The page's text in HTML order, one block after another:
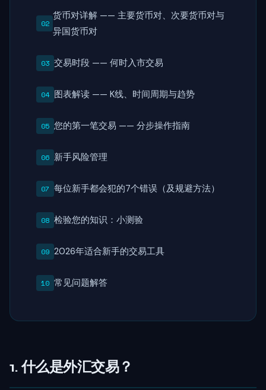
货币对详解 —— 主要货币对、次要货币对与
异国货币对
交易时段 —— 何时入市交易
图表解读 —— K线、时间周期与趋势
您的第一笔交易 —— 分步操作指南
新手风险管理
每位新手都会犯的7个错误（及规避方法）
检验您的知识：小测验
2026年适合新手的交易工具
常见问题解答
1. 什么是外汇交易？